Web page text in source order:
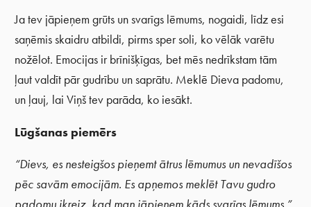
Ja tev jāpieņem grūts un svarīgs lēmums, nogaidi, līdz esi
saņēmis skaidru atbildi, pirms sper soli, ko vēlāk varētu
nožēlot. Emocijas ir brīnišķīgas, bet mēs nedrīkstam tām
ļaut valdīt pār gudrību un saprātu. Meklē Dieva padomu,
un ļauj, lai Viņš tev parāda, ko iesākt.
Lūgšanas piemērs
“Dievs, es nesteigšos pieņemt ātrus lēmumus un nevadīšos
pēc savām emocijām. Es apņemos meklēt Tavu gudro